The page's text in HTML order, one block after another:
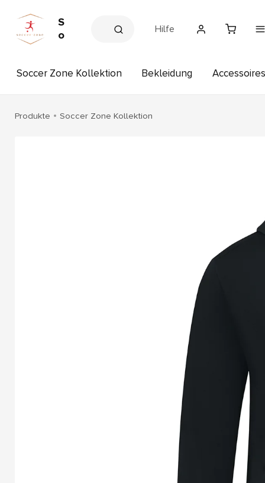
S
o
e
o
Hilfe
Soccer Zone Kollektion Bekleidung Accessoires
Produkte Soccer Zone Kollektion